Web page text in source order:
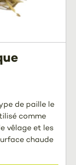
de paille le
comme
vêlage et les
chaude